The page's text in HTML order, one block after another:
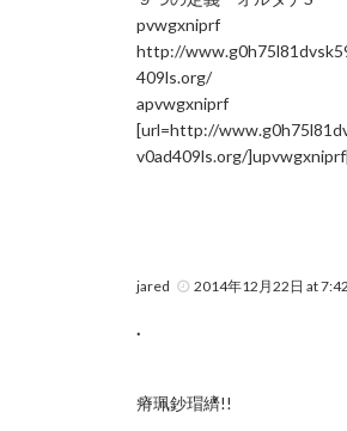
pvwgxniprf
http://
409ls.org/
apvwgxniprf
[url=http://
v0ad409ls.org/
jared 2014年12月22日 at
.
瘠珮鈔瑁纃!!